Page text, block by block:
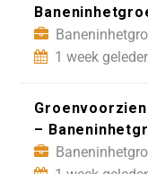
1 week
–